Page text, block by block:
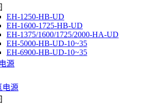
EH-1250-HB-UD
EH-1600-1725-HB-UD
EH-1375/1600/1725/2000-HA-UD
EH-5000-HB-UD-10~35
EH-6900-HB-UD-10~35
源
电源